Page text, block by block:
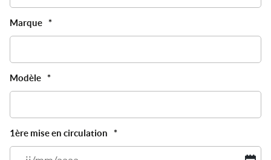
Marque *
Modèle *
1ère mise en circulation
*
JJ